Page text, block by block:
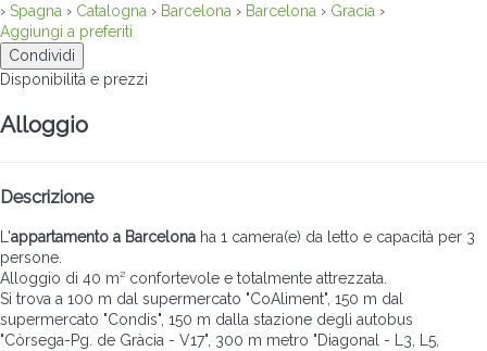
› Spagna › Catalogna › Barcelona › Barcelona › Gracia ›
Aggiungi a preferiti
Condividi
Disponibilità e prezzi
Alloggio
Descrizione
L'appartamento a Barcelona ha 1 camera(e) da letto e capacità per 3
persone.
Alloggio di 40 m² confortevole e totalmente attrezzata.
Si trova a 100 m dal supermercato "CoAliment", 150 m dal
supermercato "Condis", 150 m dalla stazione degli autobus
"Còrsega-Pg. de Gràcia - V17", 300 m metro "Diagonal - L3, L5,